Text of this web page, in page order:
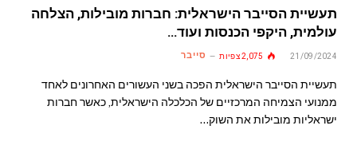
תעשיית הסייבר הישראלית: חברות מובילות, הצלחה
עולמית, היקפי הכנסות ועוד…
21/09/2024
2,075 צפיות סייבר
תעשיית הסייבר הישראלית הפכה בשני העשורים האחרונים לאחד
ממנועי הצמיחה המרכזיים של הכלכלה הישראלית, כאשר חברות
ישראליות מובילות את השוק…